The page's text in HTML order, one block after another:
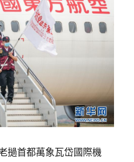
撾首都萬象瓦岱國際機